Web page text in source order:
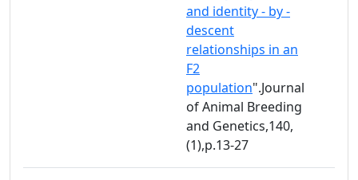
and identity - by -
descent
relationships in an
F2
population".Journal
of Animal Breeding
and Genetics,140,
(1),p.13-27